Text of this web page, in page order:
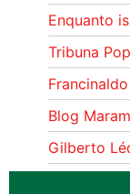
Enquanto
Tribuna
Blog
Gilberto